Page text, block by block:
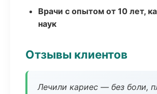
Врачи с опытом от 10 лет,
наук
Отзывы клиентов
Лечили кариес — без боли,